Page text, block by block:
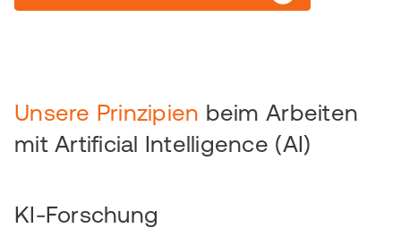
Unsere Prinzipien beim Arbeiten
mit Artificial Intelligence (AI)
KI-Forschung